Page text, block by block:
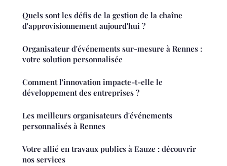
Quels sont les défis de la gestion de la chaîne
d'approvisionnement aujourd'hui ?
Organisateur d'événements sur-mesure à Rennes :
votre solution personnalisée
Comment l'innovation impacte-t-elle le
développement des entreprises ?
Les meilleurs organisateurs d'événements
personnalisés à Rennes
Votre allié en travaux publics à Eauze : découvrir
nos services